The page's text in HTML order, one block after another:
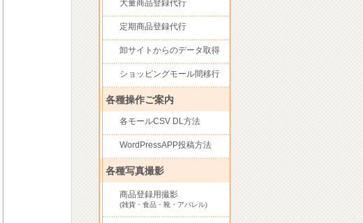
大量商品登録代行
定期商品登録代行
卸サイトからのデータ取得
ショッピングモール間移行
各種操作ご案内
各モールCSV DL方法
WordPressAPP投稿方法
各種写真撮影
商品登録用撮影
(雑貨・食品・靴・アパレル)